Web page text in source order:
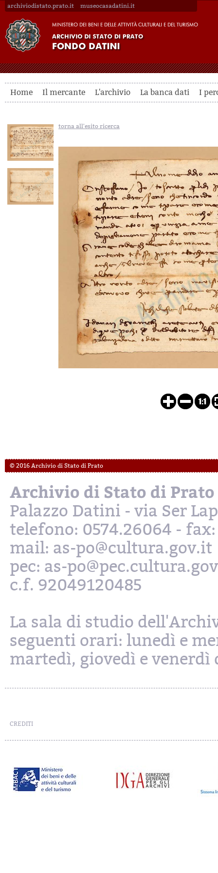
archiviodistato.prato.it museocasadatini.it
Home Il mercante L'archivio La banca dati I
torna all'esito ricerca
© 2016 Archivio di Stato di Prato
Archivio di Stato di Prato
Palazzo Datini - via Ser
telefono: 0574.26064 - fax:
mail: as-po@cultura.gov.it
pec: as-
c.f. 92049120485
La sala di studio
seguenti orari: lunedì e
martedì, giovedì e venerdì
CREDITI